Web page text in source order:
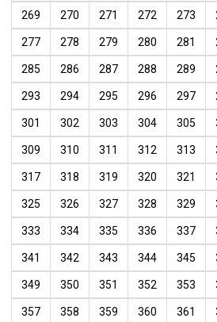
269 270 271 272 273
277 278 279 280 281
285 286 287 288 289
293 294 295 296 297
301 302 303 304 305
309 310 311 312 313
317 318 319 320 321
325 326 327 328 329
333 334 335 336 337
341 342 343 344 345
349 350 351 352 353
357 358 359 360 361